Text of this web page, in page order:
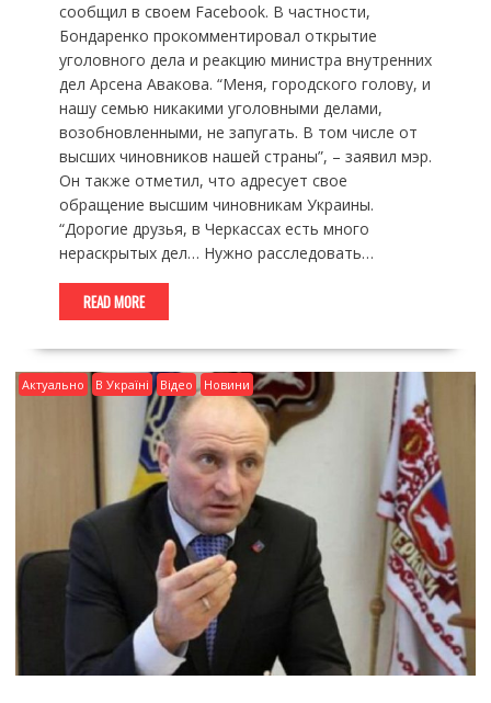
сообщил в своем Facebook. В частности,
Бондаренко прокомментировал открытие
уголовного дела и реакцию министра внутренних
дел Арсена Авакова. “Меня, городского голову, и
нашу семью никакими уголовными делами,
возобновленными, не запугать. В том числе от
высших чиновников нашей страны”, – заявил мэр.
Он также отметил, что адресует свое
обращение высшим чиновникам Украины.
“Дорогие друзья, в Черкассах есть много
нераскрытых дел… Нужно расследовать…
READ MORE
Актуально В Україні Відео Новини